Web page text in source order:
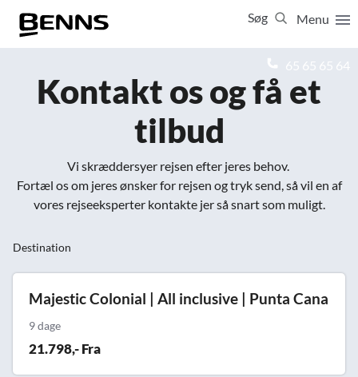
Menu
Søg
65 65 65 64
Kontakt os og få et
tilbud
Vi skræddersyer rejsen efter jeres behov.
Fortæl os om jeres ønsker for rejsen og tryk send, så vil en af
vores rejseeksperter kontakte jer så snart som muligt.
Destination
Majestic Colonial | All inclusive | Punta Cana
9 dage
21.798,- Fra
Luk
Vis resultater for:
Firma- og temarejser